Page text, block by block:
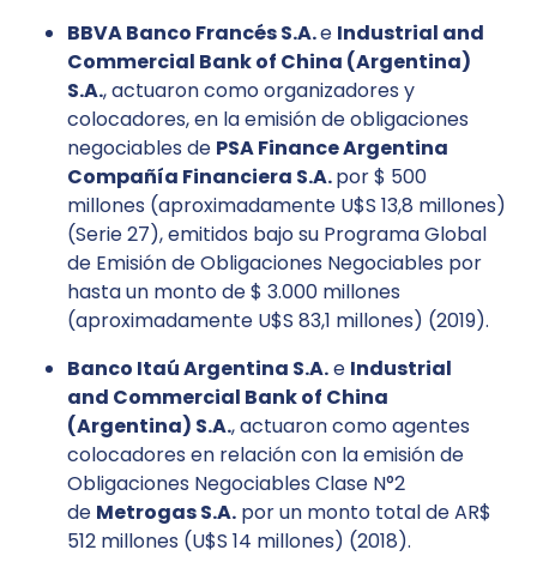
BBVA Banco Francés S.A.e Industrial and
Commercial Bank of China (Argentina)
S.A., actuaron como organizadores y
colocadores, en la emisión de obligaciones
negociables de PSA Finance Argentina
Compañía Financiera S.A.por $ 500
millones (aproximadamente U$S 13,8 millones)
(Serie 27), emitidos bajo su Programa Global
de Emisión de Obligaciones Negociables por
hasta un monto de $ 3.000 millones
(aproximadamente U$S 83,1 millones) (2019).
Banco Itaú Argentina S.A.e Industrial
and Commercial Bank of China
(Argentina) S.A., actuaron como agentes
colocadores en relación con la emisión de
Obligaciones Negociables Clase N°2
de MetrogasS.A. por un monto total de AR$
512 millones (U$S 14 millones) (2018).